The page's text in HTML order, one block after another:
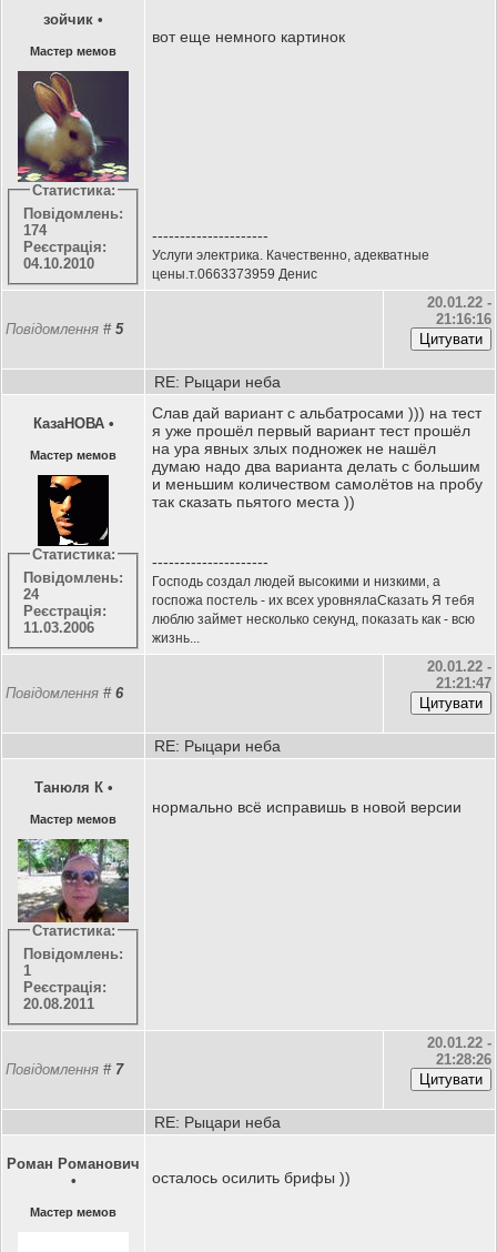
зойчик •
Мастер мемов
Статистика:
Повідомлень:
174
Реєстрація:
04.10.2010
вот еще немного картинок
---------------------
Услуги электрика. Качественно, адекватные
цены.т.0663373959 Денис
Повідомлення # 5
20.01.22 -
21:16:16
RE: Рыцари неба
КазаНОВА •
Мастер мемов
Статистика:
Повідомлень:
24
Реєстрація:
11.03.2006
Слав дай вариант с альбатросами ))) на тест
я уже прошёл первый вариант тест прошёл
на ура явных злых подножек не нашёл
думаю надо два варианта делать с большим
и меньшим количеством самолётов на пробу
так сказать пьятого места ))
---------------------
Господь создал людей высокими и низкими, а
госпожа постель - их всех уровнялаСказать Я тебя
люблю займет несколько секунд, показать как - всю
жизнь...
Повідомлення # 6
20.01.22 -
21:21:47
RE: Рыцари неба
Танюля К •
Мастер мемов
Статистика:
Повідомлень:
1
Реєстрація:
20.08.2011
нормально всё исправишь в новой версии
Повідомлення # 7
20.01.22 -
21:28:26
RE: Рыцари неба
Роман Романович
•
Мастер мемов
осталось осилить брифы ))